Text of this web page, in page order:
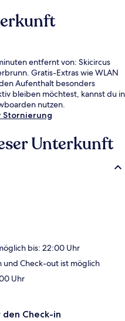
entfernt von: Skicircus
Gratis-Extras wie WLAN
Aufenthalt besonders
bleiben möchtest, kannst du in
nutzen.
Stornierung
Unterkunft
bis: 22:00 Uhr
und Check-out ist möglich
Uhr
Check-in